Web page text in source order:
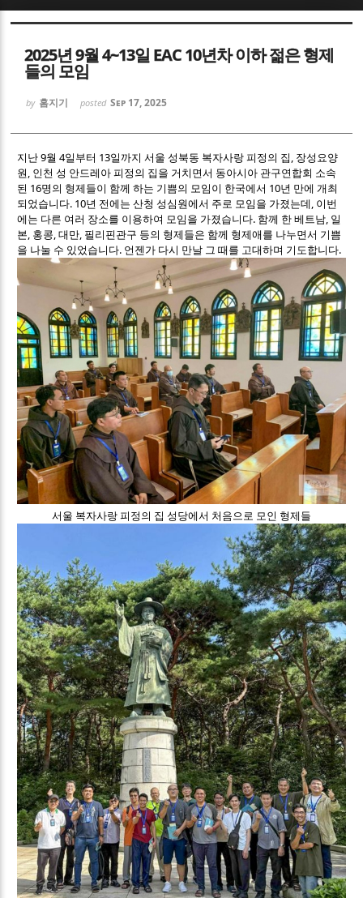
2025년 9월 4~13일 EAC 10년차 이하 젊은 형제
들의 모임
by 홈지기 posted Sep 17, 2025
지난 9월 4일부터 13일까지 서울 성북동 복자사랑 피정의 집, 장성요양
원, 인천 성 안드레아 피정의 집을 거치면서 동아시아 관구연합회 소속
된 16명의 형제들이 함께 하는 기쁨의 모임이 한국에서 10년 만에 개최
되었습니다. 10년 전에는 산청 성심원에서 주로 모임을 가졌는데, 이번
에는 다른 여러 장소를 이용하여 모임을 가졌습니다. 함께 한 베트남, 일
본, 홍콩, 대만, 필리핀관구 등의 형제들은 함께 형제애를 나누면서 기쁨
을 나눌 수 있었습니다. 언젠가 다시 만날 그 때를 고대하며 기도합니다.
서울 복자사랑 피정의 집 성당에서 처음으로 모인 형제들
Sketchbook5, 스케치북5
Sketchbook5, 스케치북5
Sketchbook5, 스케치북5
Sketchbook5, 스케치북5